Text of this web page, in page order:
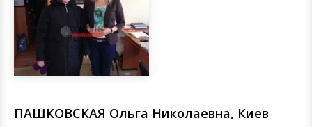
ПАШКОВСКАЯ Ольга Николаевна, Киев